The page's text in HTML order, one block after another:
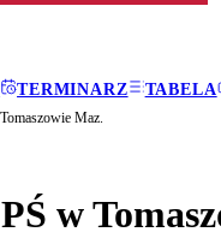
TERMINARZ TABELA
Maz.
w